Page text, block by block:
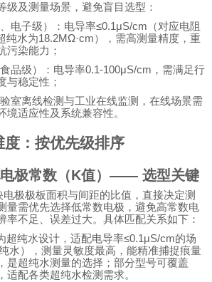
级及测量场景，避免盲目选型：
电子级）：电导率≤0.1μS/cm（对应电阻
纯水为18.2MΩ·cm），需高测量精度，重
污染能力；
品级）：电导率0.1-100μS/cm，需满足行
与稳定性；
室离线检测与工业在线监测，在线场景需
境适应性及系统兼容性。
：按优先级排序
电极常数（K值）—— 选型关键
极极板面积与间距的比值，直接决定测
量需优先选择低常数电极，避免高常数电
率不足、误差过大。具体匹配关系如下：
超纯水设计，适配电导率≤0.1μS/cm的场
水），测量灵敏度最高，能精准捕捉痕量
是超纯水测量的选择；部分型号可覆盖
适配各类超纯水检测需求。